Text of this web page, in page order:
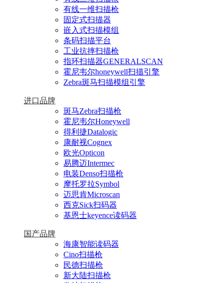
有线一维扫描枪
固定式扫描器
嵌入式扫描模组
条码扫描平台
工业抗摔扫描枪
指环扫描器GENERALSCAN
霍尼韦尔honeywell扫描引擎
Zebra斑马扫描模组引擎
进口品牌
斑马Zebra扫描枪
霍尼韦尔Honeywell
得利捷Datalogic
康耐视Cognex
欧光Opticon
易腾迈Intermec
电装Denso扫描枪
摩托罗拉Symbol
迈思肯Microscan
西克Sick扫码器
基恩士keyence读码器
国产品牌
海康智能读码器
Cino扫描枪
民德扫描枪
新大陆扫描枪